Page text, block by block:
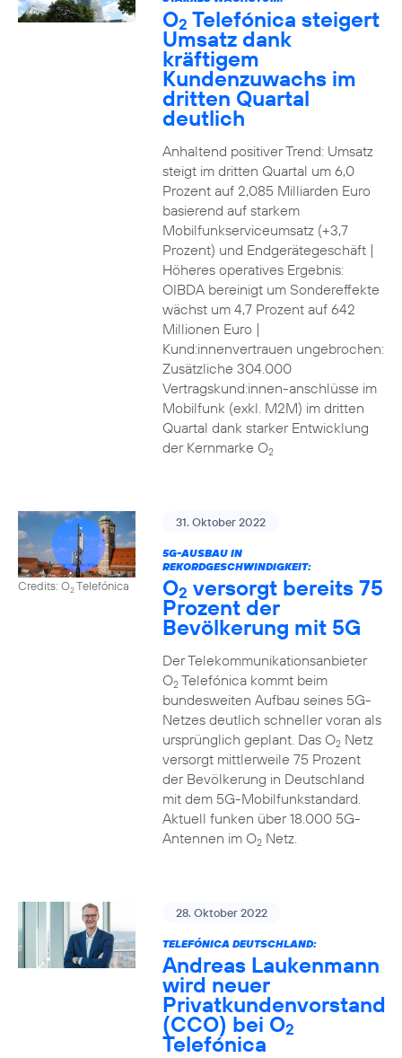
O2 Telefónica steigert
Umsatz dank
kräftigem
Kundenzuwachs im
dritten Quartal
deutlich
Anhaltend positiver Trend: Umsatz
steigt im dritten Quartal um 6,0
Prozent auf 2,085 Milliarden Euro
basierend auf starkem
Mobilfunkserviceumsatz (+3,7
Prozent) und Endgerätegeschäft |
Höheres operatives Ergebnis:
OIBDA bereinigt um Sondereffekte
wächst um 4,7 Prozent auf 642
Millionen Euro |
Kund:innenvertrauen ungebrochen:
Zusätzliche 304.000
Vertragskund:innen-anschlüsse im
Mobilfunk (exkl. M2M) im dritten
Quartal dank starker Entwicklung
der Kernmarke O2
Credits: O2Telefónica
31. Oktober 2022
5G-AUSBAU IN
REKORDGESCHWINDIGKEIT:
O2 versorgt bereits 75
Prozent der
Bevölkerung mit 5G
Der Telekommunikationsanbieter
O2Telefónica kommt beim
bundesweiten Aufbau seines 5G-
Netzes deutlich schneller voran als
ursprünglich geplant. Das O2Netz
versorgt mittlerweile 75 Prozent
der Bevölkerung in Deutschland
mit dem 5G-Mobilfunkstandard.
Aktuell funken über 18.000 5G-
Antennen im O2Netz.
28. Oktober 2022
TELEFÓNICA DEUTSCHLAND:
Andreas Laukenmann
wird neuer
Privatkundenvorstand
(CCO) bei O2
Telefónica